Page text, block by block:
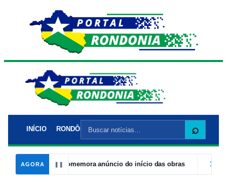
INÍCIO RONDÔNIA POLÍTICA CIDADES
Buscar
por:
⌕
AGORA ❚❚
vereador comemora anúncio do início das obras